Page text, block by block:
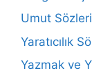
Umut Sözleri
Yaratıcılık
Yazmak ve